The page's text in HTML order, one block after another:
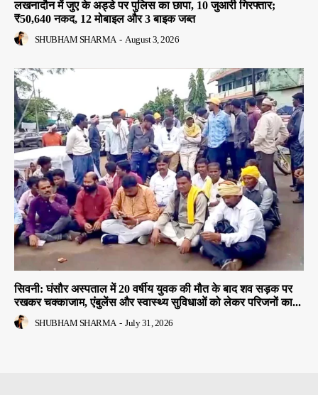
लखनादौन में जुए के अड्डे पर पुलिस का छापा, 10 जुआरी गिरफ्तार;
₹50,640 नकद, 12 मोबाइल और 3 बाइक जब्त
SHUBHAM SHARMA - August 3, 2026
सिवनी: घंसौर अस्पताल में 20 वर्षीय युवक की मौत के बाद शव सड़क पर
रखकर चक्काजाम, एंबुलेंस और स्वास्थ्य सुविधाओं को लेकर परिजनों का...
SHUBHAM SHARMA - July 31, 2026